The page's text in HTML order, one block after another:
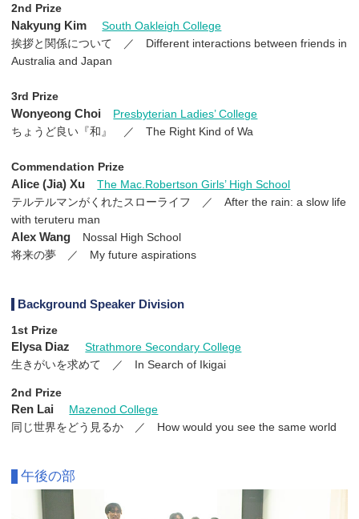
2nd Prize
Nakyung Kim
South Oakleigh College
挨拶と関係について ／ Different interactions between friends in
Australia and Japan
3rd Prize
Wonyeong Choi
Presbyterian Ladies’ College
ちょうど良い『和』 ／ The Right Kind of Wa
Commendation Prize
Alice (Jia) Xu
The Mac.Robertson Girls’ High School
テルテルマンがくれたスローライフ ／ After the rain: a slow life
with teruteru man
Alex Wang
Nossal High School
将来の夢 ／ My future aspirations
Background Speaker Division
1st Prize
Elysa Diaz
Strathmore Secondary College
生きがいを求めて ／ In Search of Ikigai
2nd Prize
Ren Lai
Mazenod College
同じ世界をどう見るか ／ How would you see the same world
午後の部